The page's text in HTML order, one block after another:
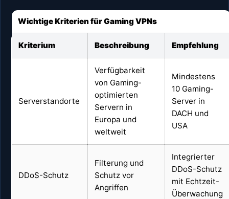
Wichtige Kriterien für Gaming VPNs
Kriterium Beschreibung Empfehlung
Serverstandorte
Verfügbarkeit
von Gaming-
optimierten
Servern in
Europa und
weltweit
Mindestens
10 Gaming-
Server in
DACH und
USA
DDoS-Schutz
Filterung und
Schutz vor
Angriffen
Integrierter
DDoS-Schutz
mit Echtzeit-
Überwachung